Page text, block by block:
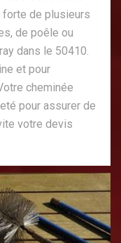
forte de plusieurs
de poêle ou
dans le 50410.
et pour
cheminée
pour assurer de
votre devis